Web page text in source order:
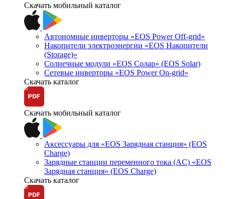
Скачать мобильный каталог
Автономные инверторы «EOS Power Off-grid»
Накопители электроэнергии «EOS Накопители
(Storage)»
Солнечные модули «EOS Солар» (EOS Solar)
Сетевые инверторы «EOS Power On-grid»
Скачать каталог
Скачать мобильный каталог
Аксессуары для «EOS Зарядная станция» (EOS
Charge)
Зарядные станции переменного тока (AC) «EOS
Зарядная станция» (EOS Charge)
Скачать каталог